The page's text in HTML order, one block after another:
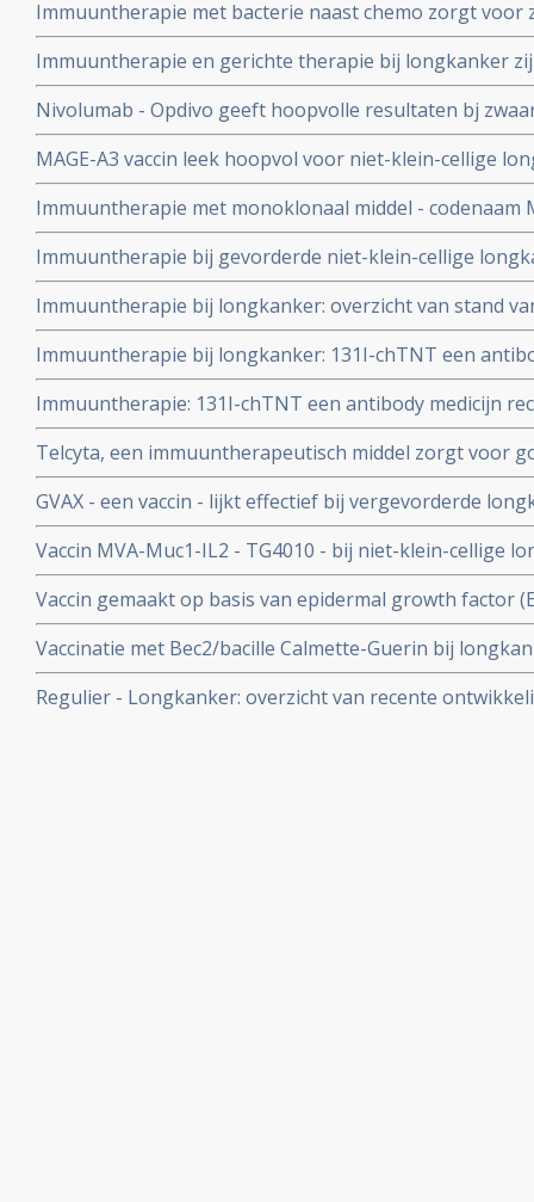
Immuuntherapie met bacterie naast chemo zorgt voor
inoperabele mesothelioma met ziektecontrole van 90
Immuuntherapie en gerichte therapie bij longkanker
zijn de verschillen en wanneer deze in te zetten?
Nivolumab - Opdivo geeft hoopvolle resultaten bj
niet-klein-cellige longkanker met alsnog enkele
MAGE-A3 vaccin leek hoopvol voor niet-klein-cellige
studie en studie wordt stopgezet door GSK
Immuuntherapie met monoklonaal middel - codenaam
goede resultaten in fase I studie met 53 patienten
Immuuntherapie bij gevorderde niet-klein-cellige
te kunnen worden in de nabije toekomst.
Immuuntherapie bij longkanker: overzicht van stand
studieresultaten van laatste 10 jaar
Immuuntherapie bij longkanker: 131I-chTNT een
ingespoten in de tumoren bij inoperable
opmerkelijke resultaten in fase I en II studies
Immuuntherapie: 131I-chTNT een antibody medicijn
tumoren bij inoperable longkankerpatiënten zorgt
resultaten in Fase I-II studies.N.
Telcyta, een immuuntherapeutisch middel zorgt voor
bij patienten met niet-klein-cellige longkanker
GVAX - een vaccin - lijkt effectief bij vergevorderde
patiënten gedurende drie jaar.
Vaccin MVA-Muc1-IL2 - TG4010 - bij niet-klein-cellige
resultaten. Recente fase II studie bevestigt goede
Vaccin gemaakt op basis van epidermal growth factor
overlevingen en significant betere kwaliteit van leven
niet-klein-cellige longkanker, (stadium IIIB en IV)
Vaccinatie met Bec2/bacille Calmette-Guerin bij
enkel effect op langere ziektevrije tijd of overall
fase III studie uitgevoerd mede door Nederlandse
Regulier - Longkanker: overzicht van recente